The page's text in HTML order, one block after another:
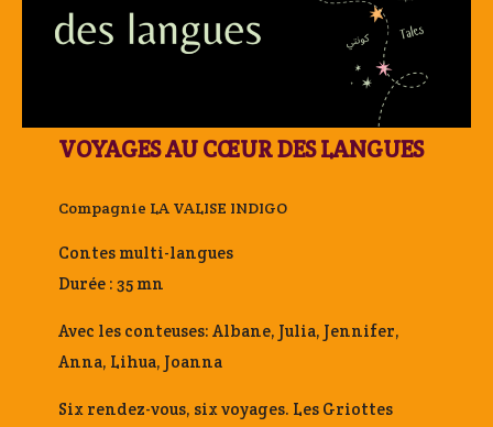
VOYAGES AU CŒUR DES LANGUES
Compagnie LA VALISE INDIGO
Contes multi-langues
Durée : 35 mn
Avec les conteuses: Albane, Julia, Jennifer,
Anna, Lihua, Joanna
Six rendez-vous, six voyages. Les Griottes